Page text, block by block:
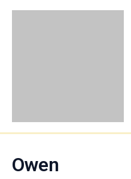
Owen
Menú
Menú
Menú
Menú